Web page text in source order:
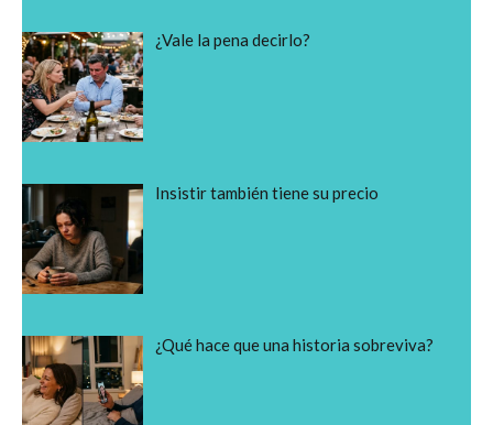
¿Vale la pena decirlo?
Insistir también tiene su precio
¿Qué hace que una historia sobreviva?